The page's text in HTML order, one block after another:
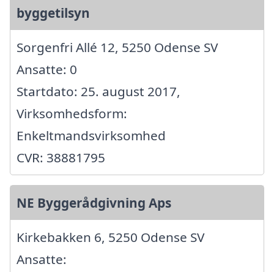
byggetilsyn
Sorgenfri Allé 12, 5250 Odense SV
Ansatte: 0
Startdato: 25. august 2017,
Virksomhedsform:
Enkeltmandsvirksomhed
CVR: 38881795
NE Byggerådgivning Aps
Kirkebakken 6, 5250 Odense SV
Ansatte: